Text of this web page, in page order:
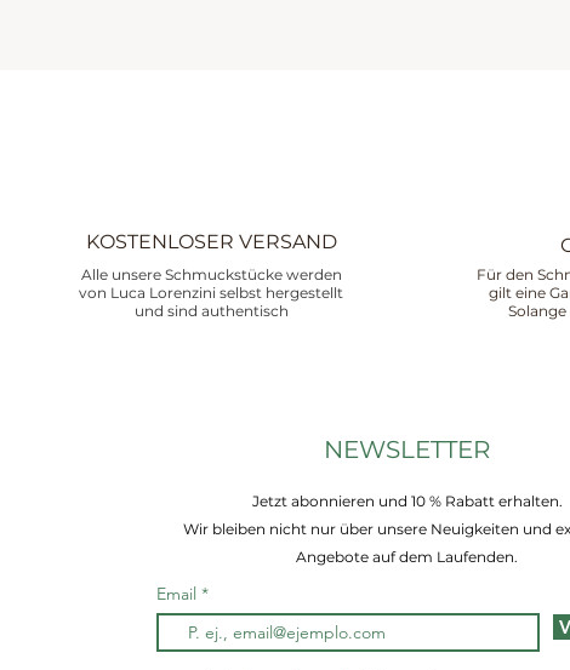
KOSTENLOSER VERSAND
Alle unsere Schmuckstücke werden
von Luca Lorenzini selbst hergestellt
und sind authentisch
Für den
gilt eine
NEWSLETTER
Jetzt abonnieren und 10 % Rabatt erhalten.
Wir bleiben nicht nur über unsere Neuigkeiten und
Angebote auf dem Laufenden.
Email